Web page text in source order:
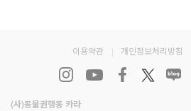
이용약관 개인정보처리방침
(사)동물권행동 카라